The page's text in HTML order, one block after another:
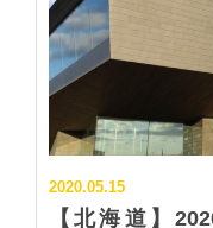
2020.05.15
【北海道】